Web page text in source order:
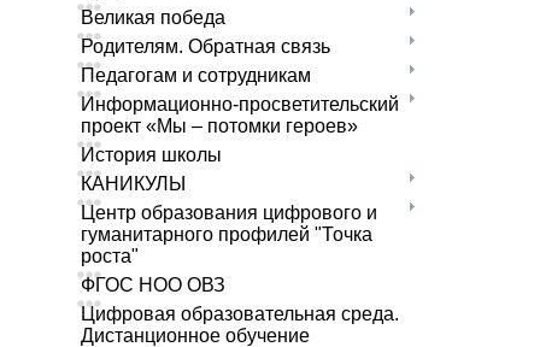
Великая победа
Родителям. Обратная связь
Педагогам и сотрудникам
Информационно-просветительский
проект «Мы – потомки героев»
История школы
КАНИКУЛЫ
Центр образования цифрового и
гуманитарного профилей "Точка
роста"
ФГОС НОО ОВЗ
Цифровая образовательная среда.
Дистанционное обучение